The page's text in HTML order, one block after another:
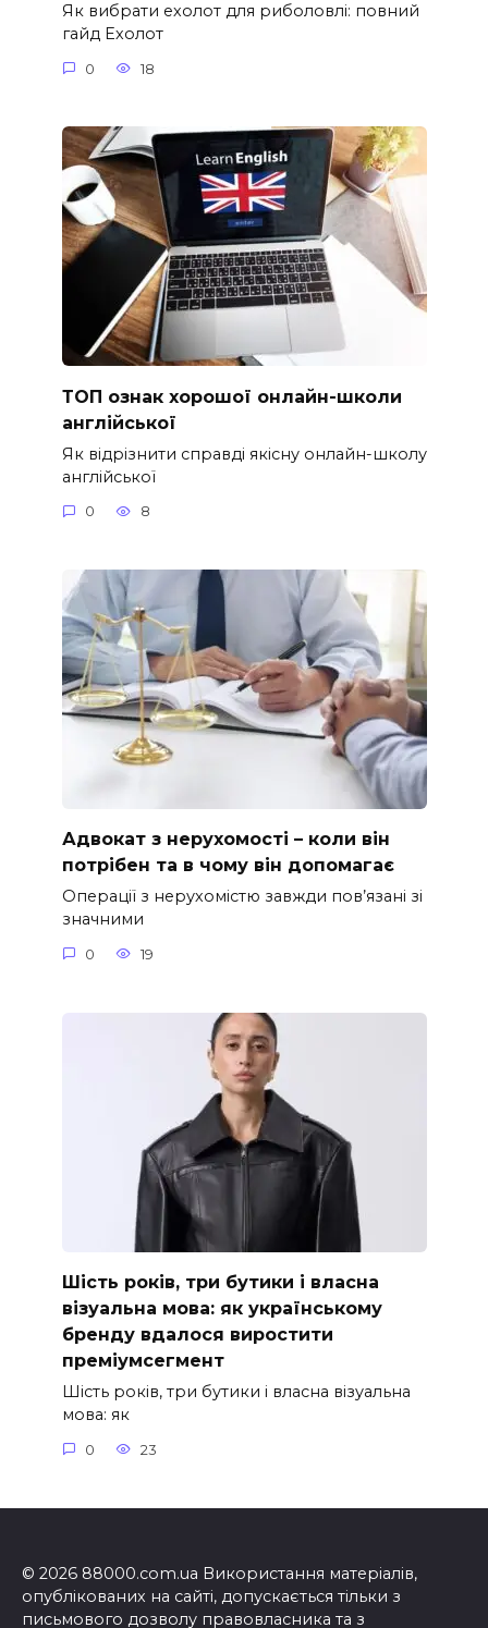
Як вибрати ехолот для риболовлі: повний
гайд Ехолот
0 18
ТОП ознак хорошої онлайн-школи
англійської
Як відрізнити справді якісну онлайн-школу
англійської
0 8
Адвокат з нерухомості – коли він
потрібен та в чому він допомагає
Операції з нерухомістю завжди пов’язані зі
значними
0 19
Шість років, три бутики і власна
візуальна мова: як українському
бренду вдалося виростити
преміумсегмент
Шість років, три бутики і власна візуальна
мова: як
0 23
© 2026 88000.com.ua Використання матеріалів,
опублікованих на сайті, допускається тільки з
письмового дозволу правовласника та з